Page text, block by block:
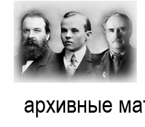
архивные